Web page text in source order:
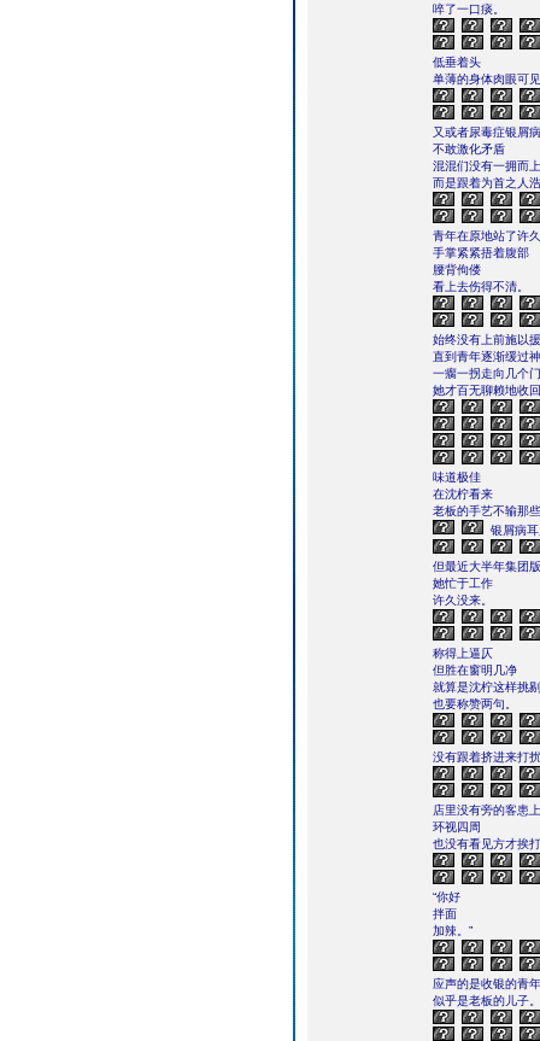
啐了一口痰。
低垂着头
单薄的身体肉眼可
又或者尿毒症银屑
不敢激化矛盾
混混们没有一拥而上
而是跟着为首之人
青年在原地站了许久
手掌紧紧捂着腹部
腰背佝偻
看上去伤得不清。
始终没有上前施以
直到青年逐渐缓过神
一瘸一拐走向几个
她才百无聊赖地收
味道极佳
在沈柠看来
老板的手艺不输那
银屑病
但最近大半年集团
她忙于工作
许久没来。
称得上逼仄
但胜在窗明几净
就算是沈柠这样挑
也要称赞两句。
没有跟着挤进来打
店里没有旁的客患
环视四周
也没有看见方才挨
“你好
拌面
加辣。”
应声的是收银的青
似乎是老板的儿子。